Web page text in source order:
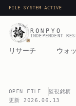
FILE SYSTEM ACTIVE
RONPYO
INDEPENDENT
リサーチ ウォ
OPEN FILE 監視銘柄
更新 2026.06.13